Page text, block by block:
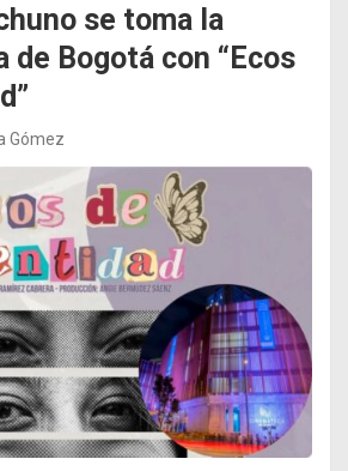
se toma la
de Bogotá con “Ecos
Gómez